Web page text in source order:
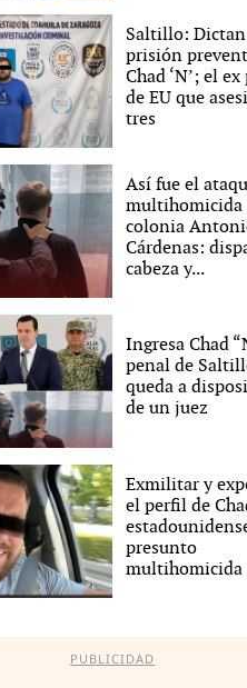
Saltillo: Dictan
prisión
Chad ‘N’; el
de EU que
tres
Así fue el
multihomicida
colonia
Cárdenas:
cabeza y...
Ingresa Chad
penal de
queda a
de un juez
Exmilitar y
el perfil de
presunto
multihomicida
PUBLICIDAD